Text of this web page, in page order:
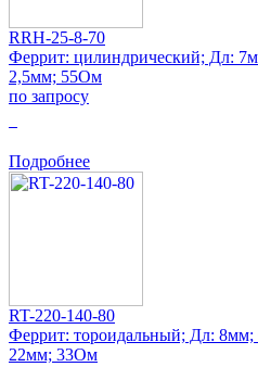
RRH-25-8-70
Феррит: цилиндрический; Дл:
2,5мм; 55Ом
по запросу
Подробнее
RT-220-140-80
Феррит: тороидальный; Дл:
22мм; 33Ом